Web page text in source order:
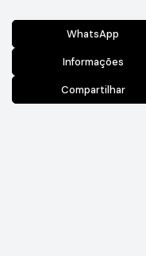
WhatsApp
Informações
Compartilhar